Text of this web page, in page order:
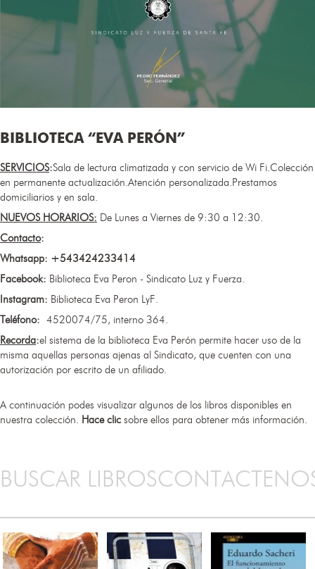
BIBLIOTECA “EVA PERÓN”
SERVICIOS:Sala de lectura climatizada y con servicio de Wi Fi.Colección
en permanente actualización.Atención personalizada.Prestamos
domiciliarios y en sala.
NUEVOS HORARIOS:​ De Lunes a Viernes de 9:30 a 12:30.
Contacto:
Whatsapp: +543424233414
Facebook: Biblioteca Eva Peron - Sindicato Luz y Fuerza.
Instagram: Biblioteca Eva Peron LyF.
Teléfono: 4520074/75, interno 364.
Recorda:el sistema de la biblioteca Eva Perón permite hacer uso de la
misma aquellas personas ajenas al Sindicato, que cuenten con una
autorización por escrito de un afiliado.
A continuación podes visualizar algunos de los libros disponibles en
nuestra colección. Hace clic sobre ellos para obtener más información.
BUSCAR LIBROS